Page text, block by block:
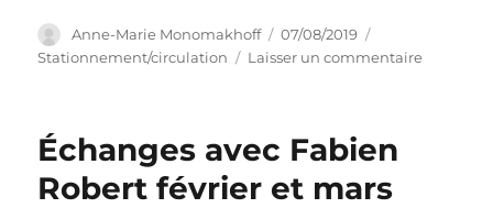
Auteur
Anne-Marie Monomakhoff
Publié
le
07/08/2019
Stationnement/circulation
Laisser un commentairesur
Échanges avec Fabien
Robert février et mars